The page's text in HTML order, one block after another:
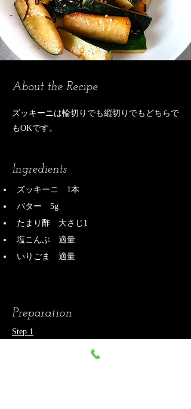
About the Recipe
ズッキーニは輪切りでも縦切りでもどちらで
もOKです。
Ingredients
ズッキーニ　1本
バター　5g
たまり酢　大さじ1
塩こんぶ　適量
いりごま　適量
Preparation
Step 1
フライパンにバターを溶かしたらズッキーニ